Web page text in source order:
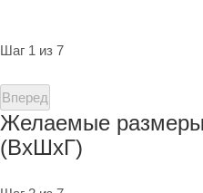
Шаг 1 из 7
Вперед
Желаемые
(ВхШхГ)